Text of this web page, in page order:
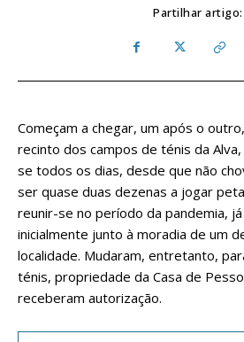
Partilhar artigo:
Começam a chegar, um após o
recinto dos campos de ténis da Alva,
se todos os dias, desde que não
ser quase duas dezenas a jogar
reunir-se no período da pandemia, já
inicialmente junto à moradia de um
localidade. Mudaram, entretanto,
ténis, propriedade da Casa de
receberam autorização.